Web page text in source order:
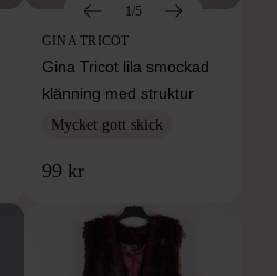
1/5
GINA TRICOT
Gina Tricot lila smockad
klänning med struktur
Mycket gott skick
99 kr